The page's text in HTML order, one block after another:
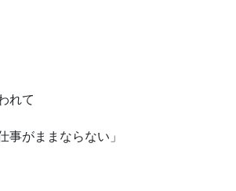
れて
事がままならない」